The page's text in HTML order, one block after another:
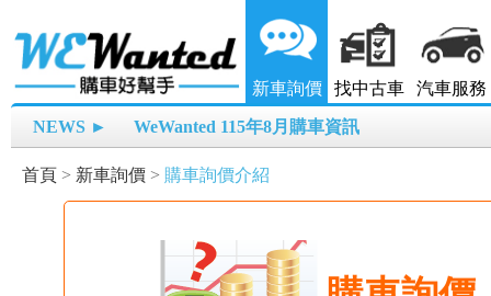
新車詢價 找中古車 汽車服務
NEWS ► WeWanted 115年8月購車資訊
首頁 > 新車詢價 > 購車詢價介紹